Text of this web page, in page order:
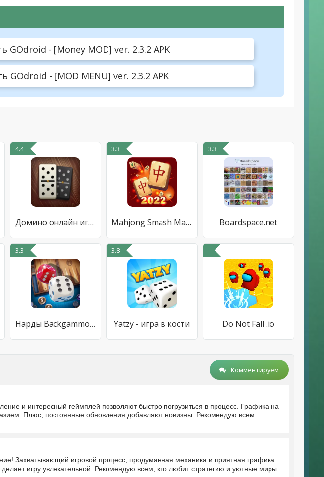
GOdroid - [Money MOD] ver. 2.3.2 APK
GOdroid - [MOD MENU] ver. 2.3.2 APK
4.4
Домино онлайн играй с друзьями
3.3
Mahjong Smash Majong Solitaire
3.3
Boardspace.net
3.3
Нарды Backgammon Legends
3.8
Yatzy - игра в кости Do Not Fall .io
Комментируем
и интересный геймплей позволяют быстро погрузиться в процесс. Графика на
Плюс, постоянные обновления добавляют новизны. Рекомендую всем
Захватывающий игровой процесс, продуманная механика и приятная графика.
игру увлекательной. Рекомендую всем, кто любит стратегию и уютные миры.